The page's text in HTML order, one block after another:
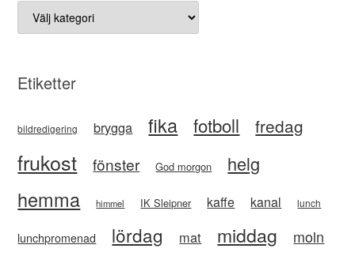
Kategorier
Etiketter
bildredigering brygga fika fotboll fredag
frukost fönster God morgon helg
hemma himmel IK Sleipner kaffe kanal lunch
lunchpromenad lördag mat middag moln